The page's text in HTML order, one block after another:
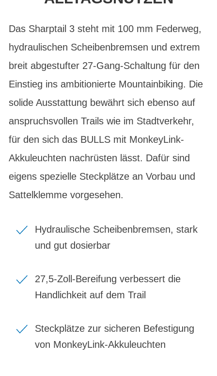
Das Sharptail 3 steht mit 100 mm Federweg,
hydraulischen Scheibenbremsen und extrem
breit abgestufter 27-Gang-Schaltung für den
Einstieg ins ambitionierte Mountainbiking. Die
solide Ausstattung bewährt sich ebenso auf
anspruchsvollen Trails wie im Stadtverkehr,
für den sich das BULLS mit MonkeyLink-
Akkuleuchten nachrüsten lässt. Dafür sind
eigens spezielle Steckplätze an Vorbau und
Sattelklemme vorgesehen.
Hydraulische Scheibenbremsen, stark
und gut dosierbar
27,5-Zoll-Bereifung verbessert die
Handlichkeit auf dem Trail
Steckplätze zur sicheren Befestigung
von MonkeyLink-Akkuleuchten